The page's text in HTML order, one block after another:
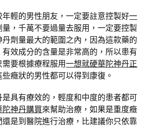
輕的男性朋友，一定要註意控製好一
量，千萬不要過量去服用，一定要控製
劑量最大的範圍之內，因為這款藥的
效成分的含量是非常高的，所以患有
要根據療程服用一想就硬華陀神丹正
些癥狀的男性都可以得到康復。
具有療效的，輕度和中度的患者都可
神丹購買來幫助治療，如果是重度癥
是到醫院進行治療，比建議你只依靠